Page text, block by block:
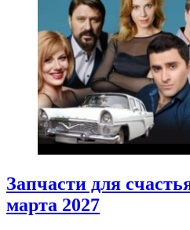
Запчасти для
марта 2027